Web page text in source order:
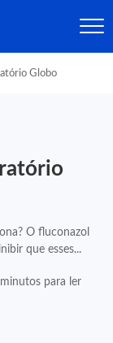
Globo
O fluconazol
que esses...
para ler